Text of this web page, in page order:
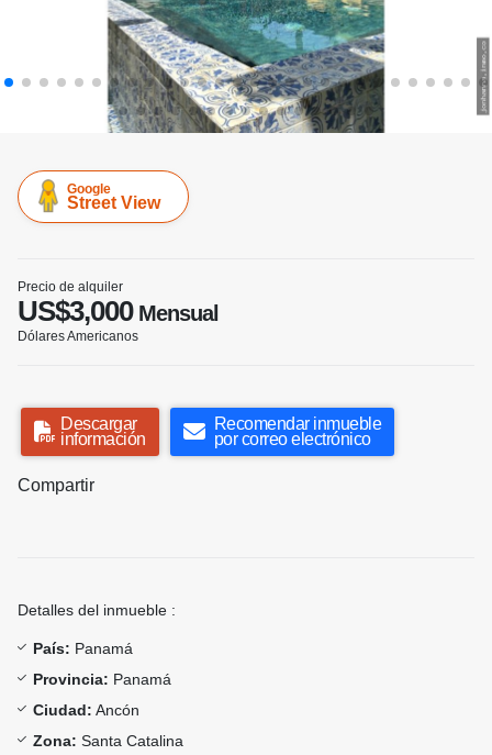
Google
Street View
Precio de alquiler
US$3,000Mensual
Dólares Americanos
Descargar
información
Recomendar inmueble
por correo electrónico
Compartir
Detalles del inmueble :
País: Panamá
Provincia: Panamá
Ciudad: Ancón
Zona: Santa Catalina